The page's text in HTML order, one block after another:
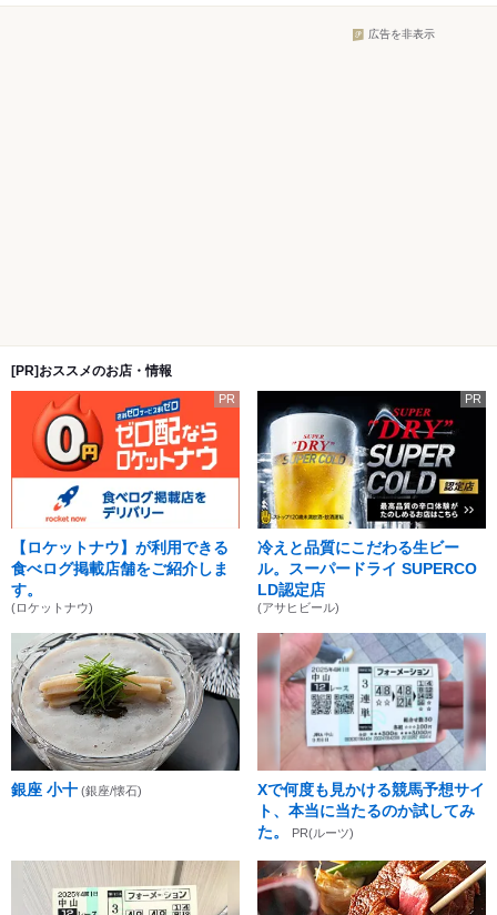
広告を非表示
[PR]おススメのお店・情報
PR
【ロケットナウ】が利用できる
食べログ掲載店舗をご紹介しま
す。
(ロケットナウ)
PR
冷えと品質にこだわる生ビー
ル。スーパードライ SUPERCO
LD認定店
(アサヒビール)
銀座 小十 (銀座/懐石)
Xで何度も見かける競馬予想サイ
ト、本当に当たるのか試してみ
た。
PR(ルーツ)